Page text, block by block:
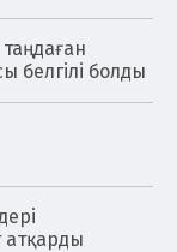
белгілі болды
атқарды